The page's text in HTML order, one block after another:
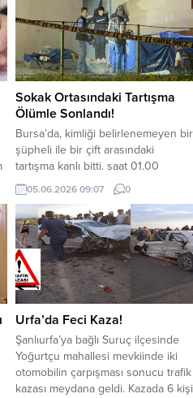
gençlerin proje geliştirme
süreçlerine katkı sunmak,
Şanlıurfa’nın TEKNOFEST
temsil gücünü artırmak ve nitelikli
projelerin ortaya çıkmasını teşvik
etmek amacıyla daha önce
duyurulan ödül tutarlarının
güncellendiğini sosyal medyadan
duyurdu. Şanlıurfa Büyükşehir
Belediyesi ile...
Sokak Ortasındaki Tartışma
Ölümle Sonlandı!
Bursa’da, kimliği belirlenemeyen bir
şüpheli ile bir çift arasındaki
tartışma kanlı bitti. saat 01.00
sıralarında meydana gelen olay
merkez Yıldırım ilçesi Beyazıt
Mahallesi 1. Kartal Sokak’ta yaşandı.
Edinilen bilgiye göre, Y.D. (40) ve
H.D. (40) çifti ile kimliği henüz
belirlenemeyen bir kişi arasında
tartışma yaşandı. Tartışma kısa
sürede büyüyerek silahlı...
05.06.2026 09:07 0
Urfa’da Feci Kaza!
Şanlıurfa’ya bağlı Suruç ilçesinde
Yoğurtçu mahallesi mevkiinde iki
otomobilin çarpışması sonucu trafik
kazası meydana geldi. Kazada 6 kişi